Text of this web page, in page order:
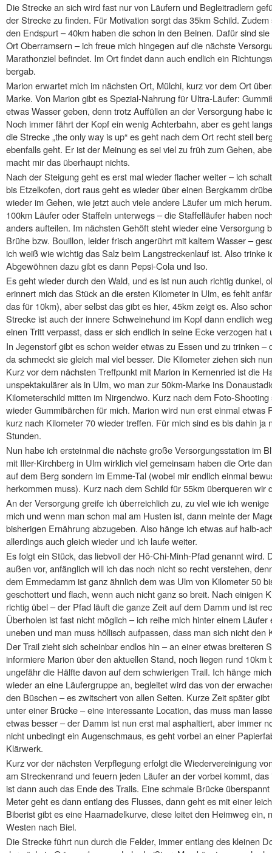
Die Strecke an sich wird fast nur von Läufern und Begleitradlern
der Strecke zu finden. Für Motivation sorgt das 35km Schild.
den Endspurt – 40km haben die schon in den Beinen. Dafür sind
Ort Oberramsern – ich freue mich hingegen auf die nächste
Marathonziel befindet. Im Ort findet dann auch endlich ein
bergab.
Marion erwartet mich im nächsten Ort, Mülchi, kurz vor dem Ort
Marke. Von Marion gibt es Spezial-Nahrung für Ultra-Läufer:
etwas Wasser geben, denn trotz Auffüllen an der Versorgung habe
Noch immer fährt der Kopf ein wenig Achterbahn, aber es geht
die Strecke „the only way is up“ es geht nach dem Ort recht steil
ebenfalls geht. Er ist der Meinung es sei viel zu früh zum Gehen,
macht mir das überhaupt nichts.
Nach der Steigung geht es erst mal wieder flacher weiter – ich
bis Etzelkofen, dort raus geht es wieder über einen Bergkamm
wieder im Gehen, wie jetzt auch viele andere Läufer um mich
100km Läufer oder Staffeln unterwegs – die Staffelläufer haben
anders aufteilen. Im nächsten Gehöft steht wieder eine Versorgung
Brühe bzw. Bouillon, leider frisch angerührt mit kaltem Wasser –
ich weiß wie wichtig das Salz beim Langstreckenlauf ist. Also trinke
Abgewöhnen dazu gibt es dann Pepsi-Cola und Iso.
Es geht wieder durch den Wald, und es ist nun auch richtig dunkel,
erinnert mich das Stück an die ersten Kilometer in Ulm, es fehlt
das für 10km), aber selbst das gibt es hier, 45km zeigt es. Also
Strecke ist auch der innere Schweinehund im Kopf dann endlich
einen Tritt verpasst, dass er sich endlich in seine Ecke verzogen
In Jegenstorf gibt es schon weider etwas zu Essen und zu trinken
da schmeckt sie gleich mal viel besser. Die Kilometer ziehen sich
Kurz vor dem nächsten Treffpunkt mit Marion in Kernenried ist die
unspektakulärer als in Ulm, wo man zur 50km-Marke ins
Kilometerschild mitten im Nirgendwo. Kurz nach dem Foto-
wieder Gummibärchen für mich. Marion wird nun erst einmal etwas
kurz nach Kilometer 70 wieder treffen. Für mich sind es bis dahin ja
Stunden.
Nun habe ich ersteinmal die nächste große Versorgungsstation im
mit Iller-Kirchberg in Ulm wirklich viel gemeinsam haben die Orte
auf dem Berg sondern im Emme-Tal (wobei mir endlich einmal
herkommen muss). Kurz nach dem Schild für 55km überqueren wir
An der Versorgung greife ich überreichlich zu, zu viel wie ich
mich und wenn man schon mal am Husten ist, dann meinte der
bisherigen Ernährung abzugeben. Also hänge ich etwas auf halb-
allerdings auch gleich wieder und ich laufe weiter.
Es folgt ein Stück, das liebvoll der Hô-Chi-Minh-Pfad genannt wird.
außen vor, anfänglich will ich das noch nicht so recht verstehen,
dem Emmedamm ist ganz ähnlich dem was Ulm von Kilometer 50
geschottert und flach, wenn auch nicht ganz so breit. Nach einigen
richtig übel – der Pfad läuft die ganze Zeit auf dem Damm und ist
Überholen ist fast nicht möglich – ich reihe mich hinter einem
uneben und man muss höllisch aufpassen, dass man sich nicht den
Der Trail zieht sich scheinbar endlos hin – an einer etwas breiteren
informiere Marion über den aktuellen Stand, noch liegen rund 10km
ungefähr die Hälfte davon auf dem schwierigen Trail. Ich hänge
wieder an eine Läufergruppe an, begleitet wird das von der
den Büschen – es zwitschert von allen Seiten. Kurze Zeit später
unter einer Brücke – eine interessante Location, das muss man
etwas besser – der Damm ist nun erst mal asphaltiert, aber immer
nicht unbedingt ein Augenschmaus, es geht vorbei an einer
Klärwerk.
Kurz vor der nächsten Verpflegung erfolgt die Wiedervereinigung
am Streckenrand und feuern jeden Läufer an der vorbei kommt,
ist dann auch das Ende des Trails. Eine schmale Brücke
Meter geht es dann entlang des Flusses, dann geht es mit einer
Biberist gibt es eine Haarnadelkurve, diese leitet den Heimweg ein,
Westen nach Biel.
Die Strecke führt nun durch die Felder, immer entlang des kleinen